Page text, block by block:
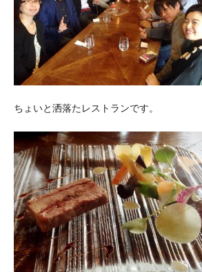
ちょいと洒落たレストランです。